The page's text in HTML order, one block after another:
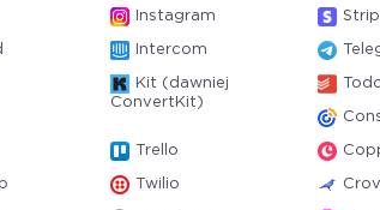
Instagram
Intercom
Kit (dawniej
ConvertKit)
Trello
Twilio